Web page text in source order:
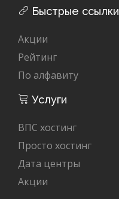
Быстрые ссылки
Акции
Рейтинг
По алфавиту
Услуги
ВПС хостинг
Просто хостинг
Дата центры
Акции